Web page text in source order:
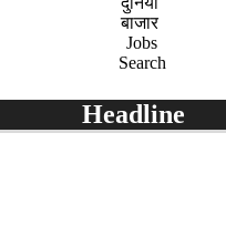
बाजार
Jobs
Search
Headline